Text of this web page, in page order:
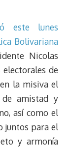
este lunes
Bolivariana
Nicolas
de
la misiva el
amistad y
así como el
juntos para el
y armonía